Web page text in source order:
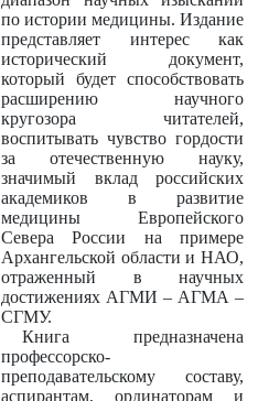
по истории медицины. Издание
представляет интерес как
исторический документ,
который будет способствовать
расширению научного
кругозора читателей,
воспитывать чувство гордости
за отечественную науку,
значимый вклад российских
академиков в развитие
медицины Европейского
Севера России на примере
Архангельской области и НАО,
отраженный в научных
достижениях АГМИ – АГМА –
СГМУ.
Книга предназначена
профессорско-
преподавательскому составу,
аспирантам, ординаторам и